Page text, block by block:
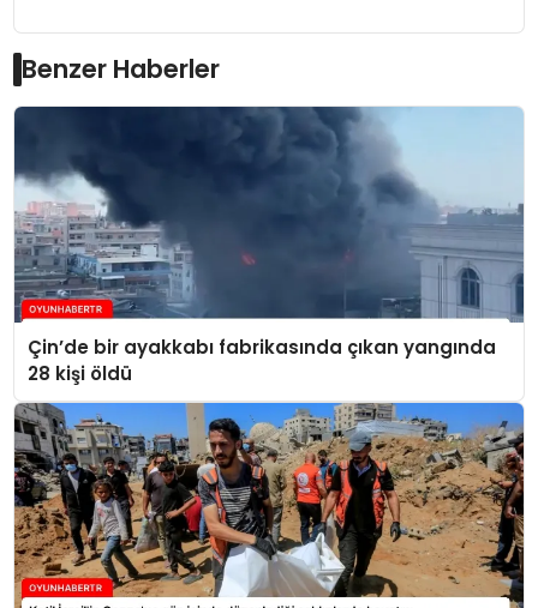
Benzer Haberler
Çin’de bir ayakkabı fabrikasında çıkan yangında
28 kişi öldü